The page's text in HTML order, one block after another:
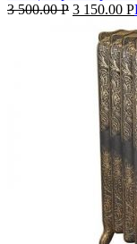
3 500.00Р 3 150.00 Р